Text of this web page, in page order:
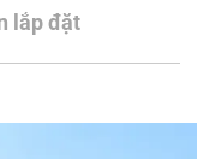
lắp đặt